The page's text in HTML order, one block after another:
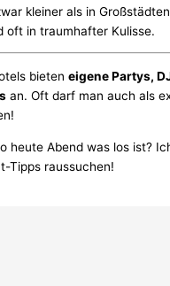
kleiner als in
oft in traumhafter Kulisse.
bieteneigene Partys,
an. Oft darf man auch als
heute Abend was los ist?
Tipps raussuchen!